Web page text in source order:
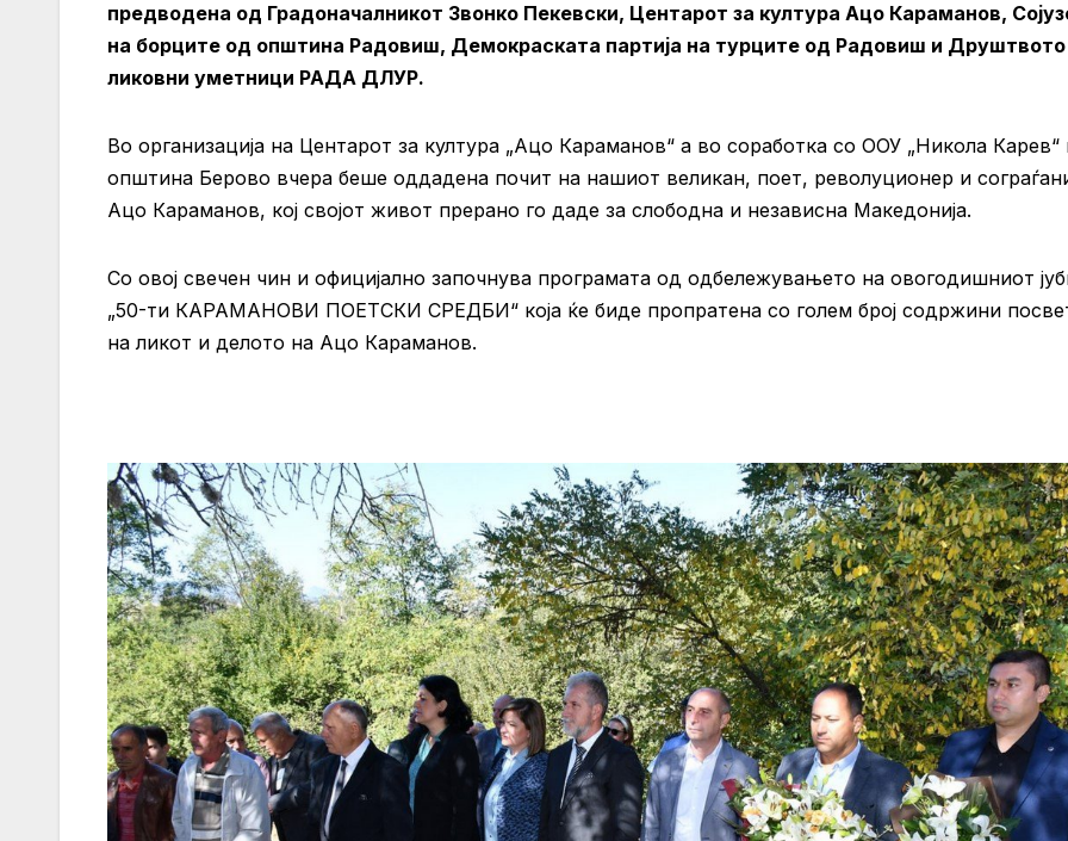
предводена од Градоначалникот Звонко Пекевски, Центарот за култура Ацо Караманов,
на борците од општина Радовиш, Демокраската партија на турците од Радовиш и
ликовни уметници РАДА ДЛУР.
Во организација на Центарот за култура „Ацо Караманов“ а во соработка со ООУ „Никола Карев“
општина Берово вчера беше оддадена почит на нашиот великан, поет, револуционер и
Ацо Караманов, кој својот живот прерано го даде за слободна и независна Македонија.
Со овој свечен чин и официјално започнува програмата од одбележувањето на овогодишниот
„50-ти КАРАМАНОВИ ПОЕТСКИ СРЕДБИ“ која ќе биде пропратена со голем број содржини
на ликот и делото на Ацо Караманов.